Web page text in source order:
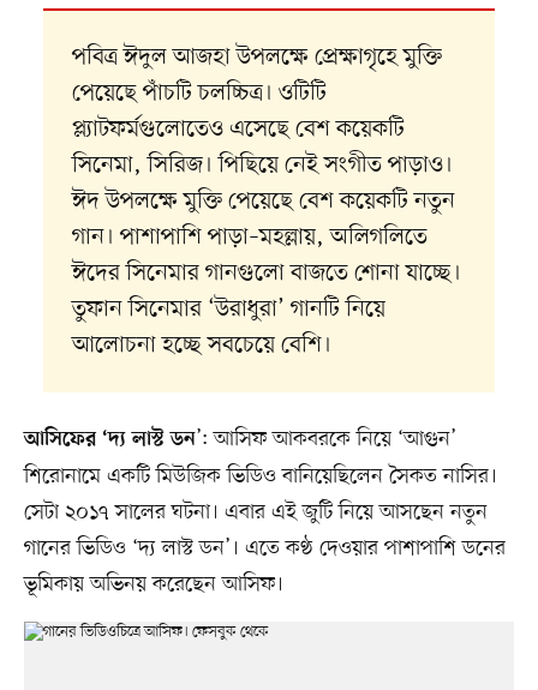
পবিত্র ঈদুল আজহা উপলক্ষে প্রেক্ষাগৃহে মুক্তি
পেয়েছে পাঁচটি চলচ্চিত্র। ওটিটি
প্ল্যাটফর্মগুলোতেও এসেছে বেশ কয়েকটি
সিনেমা, সিরিজ। পিছিয়ে নেই সংগীত পাড়াও।
ঈদ উপলক্ষে মুক্তি পেয়েছে বেশ কয়েকটি নতুন
গান। পাশাপাশি পাড়া–মহল্লায়, অলিগলিতে
ঈদের সিনেমার গানগুলো বাজতে শোনা যাচ্ছে।
তুফান সিনেমার ‘উরাধুরা’ গানটি নিয়ে
আলোচনা হচ্ছে সবচেয়ে বেশি।
আসিফের ‘দ্য লাস্ট ডন’: আসিফ আকবরকে নিয়ে ‘আগুন’
শিরোনামে একটি মিউজিক ভিডিও বানিয়েছিলেন সৈকত নাসির।
সেটা ২০১৭ সালের ঘটনা। এবার এই জুটি নিয়ে আসছেন নতুন
গানের ভিডিও ‘দ্য লাস্ট ডন’। এতে কণ্ঠ দেওয়ার পাশাপাশি ডনের
ভূমিকায় অভিনয় করেছেন আসিফ।